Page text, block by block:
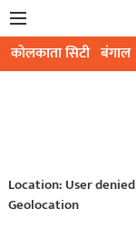
कोलकाता सिटी बंगाल
Location: User denied
Geolocation